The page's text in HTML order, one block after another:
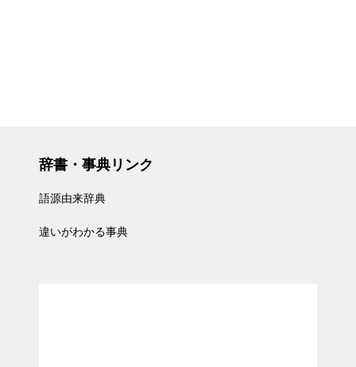
辞書・事典リンク
語源由来辞典
違いがわかる事典